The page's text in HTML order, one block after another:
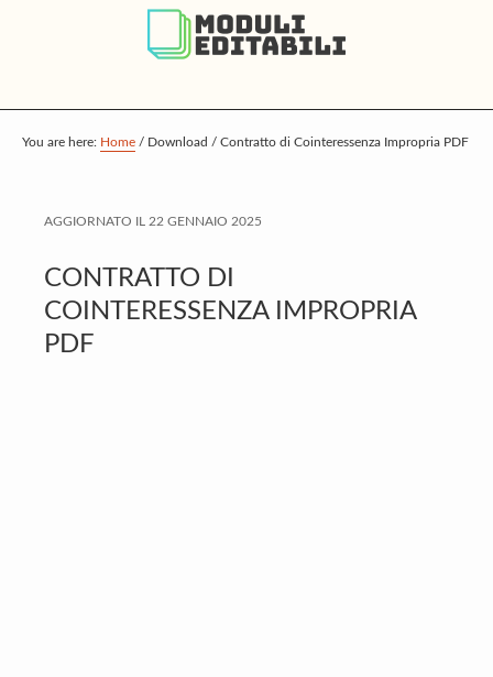
p
t
i
n
c
p
t
i
m
a
p
t
o
t
e
You are here: Home / Download / Contratto di Cointeressenza Impropria PDF
AGGIORNATO IL 22 GENNAIO 2025
CONTRATTO DI
COINTERESSENZA IMPROPRIA
PDF